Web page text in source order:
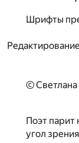
Шрифты
© Светлана
Поэт
угол